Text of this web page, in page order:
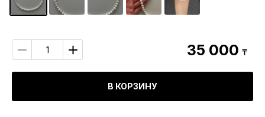
35 000 ₸
В КОРЗИНУ